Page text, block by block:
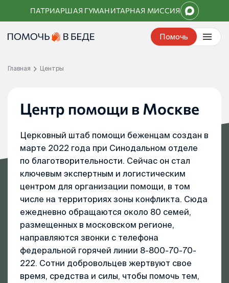
Перейти
к
контенту
ПАТРИАРШАЯ ГУМАНИТАРНАЯ МИССИЯ
Помочь
Главная Центры
Центр помощи в Москве
Церковный штаб помощи беженцам создан в
марте 2022 года при Синодальном отделе
по благотворительности. Сейчас он стал
ключевым экспертным и логистическим
центром для организации помощи, в том
числе на территориях зоны конфликта. Сюда
ежедневно обращаются около 80 семей,
размещенных в московском регионе,
направляются звонки с телефона
федеральной горячей линии 8-800-70-70-
222. Сотни добровольцев жертвуют свое
время, средства и силы, чтобы помочь тем,